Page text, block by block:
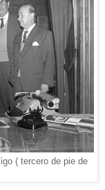
( tercero de pie de